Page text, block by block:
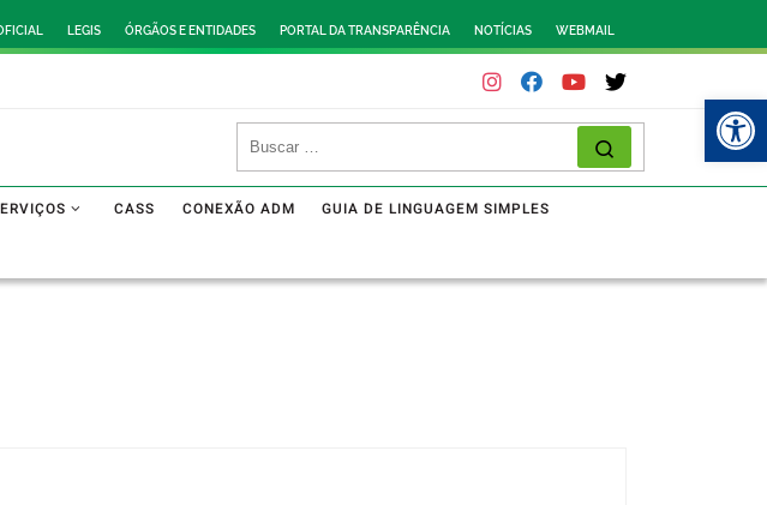
LEGIS ÓRGÃOS E ENTIDADES PORTAL DA TRANSPARÊNCIA NOTÍCIAS WEBMAIL
CASS CONEXÃO ADM GUIA DE LINGUAGEM SIMPLES